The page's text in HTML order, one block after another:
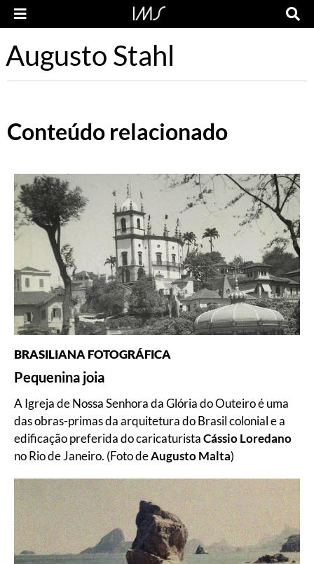
Augusto Stahl
Conteúdo relacionado
BRASILIANA FOTOGRÁFICA
Pequenina joia
A Igreja de Nossa Senhora da Glória do Outeiro é uma
das obras-primas da arquitetura do Brasil colonial e a
edificação preferida do caricaturistaCássio Loredano
no Rio de Janeiro. (Foto deAugusto Malta)